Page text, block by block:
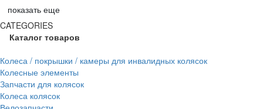
показать еще
CATEGORIES
Каталог товаров
Колеса / покрышки / камеры для инвалидных колясок
Колесные элементы
Запчасти для колясок
Колеса колясок